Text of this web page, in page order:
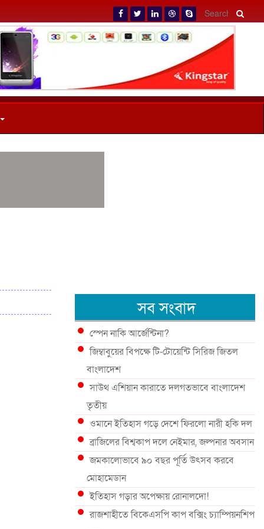
সব সংবাদ
স্পেন নাকি আর্জেন্টিনা?
জিম্বাবুয়ের বিপক্ষে টি-টোয়েন্টি সিরিজ জিতল
বাংলাদেশ
সাউথ এশিয়ান কারাতে দলগতভাবে বাংলাদেশ
তৃতীয়
ওমানে ইতিহাস গড়ে দেশে ফিরলো নারী হকি দল
ব্রাজিলের বিশ্বকাপ দলে নেইমার, জল্পনার অবসান
জমকালোভাবে ৯০ বছর পূর্তি উৎসব করবে
মোহামেডান
ইতিহাস গড়ার অপেক্ষায় রোনালদো!
রাজশাহীতে বিকেএসপি কাপ বক্সিং চ্যাম্পিয়নশিপ